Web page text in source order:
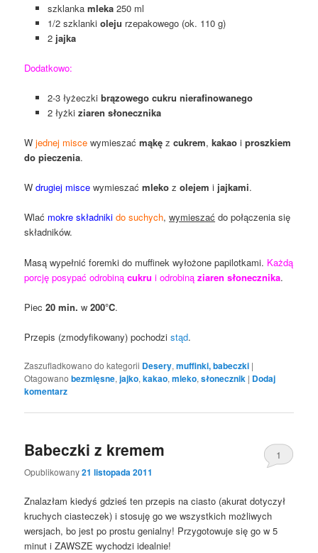
szklanka mleka250 ml
1/2 szklanki oleju rzepakowego (ok. 110 g)
2 jajka
Dodatkowo:
2-3 łyżeczki brązowego cukru nierafinowanego
2 łyżki ziaren słonecznika
W jednej misce wymieszaćmąkę zcukrem,kakao iproszkiem
do pieczenia.
Wdrugiej misce wymieszaćmleko zolejem i jajkami.
Wlać mokre składniki do suchych,wymieszać do połączenia się
składników.
Masą wypełnić foremki do muffinek wyłożone papilotkami. Każdą
porcję posypać odrobinącukru i odrobinąziaren słonecznika.
Piec20 min. w200°C.
Przepis (zmodyfikowany) pochodzi stąd.
Zaszufladkowano do kategorii Desery,muffinki, babeczki |
Otagowano bezmięsne,jajko,kakao,mleko,słonecznik | Dodaj
komentarz
Babeczki z kremem
Opublikowany21 listopada 2011
1
Znalazłam kiedyś gdzieś ten przepis na ciasto (akurat dotyczył
kruchych ciasteczek) i stosuję go we wszystkich możliwych
wersjach, bo jest po prostu genialny! Przygotowuje się go w 5
minut i ZAWSZE wychodzi idealnie!